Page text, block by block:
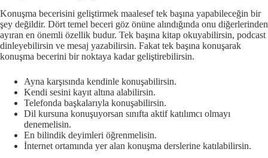
Konuşma becerisini geliştirmek maalesef tek başına yapabileceğin bir
şey değildir. Dört temel beceri göz önüne alındığında onu diğerlerinden
ayıran en önemli özellik budur. Tek başına kitap okuyabilirsin, podcast
dinleyebilirsin ve mesaj yazabilirsin. Fakat tek başına konuşarak
konuşma becerini bir noktaya kadar geliştirebilirsin.
Ayna karşısında kendinle konuşabilirsin.
Kendi sesini kayıt altına alabilirsin.
Telefonda başkalarıyla konuşabilirsin.
Dil kursuna konuşuyorsan sınıfta aktif katılımcı olmayı
denemelisin.
En bilindik deyimleri öğrenmelisin.
İnternet ortamında yer alan konuşma derslerine katılabilirsin.